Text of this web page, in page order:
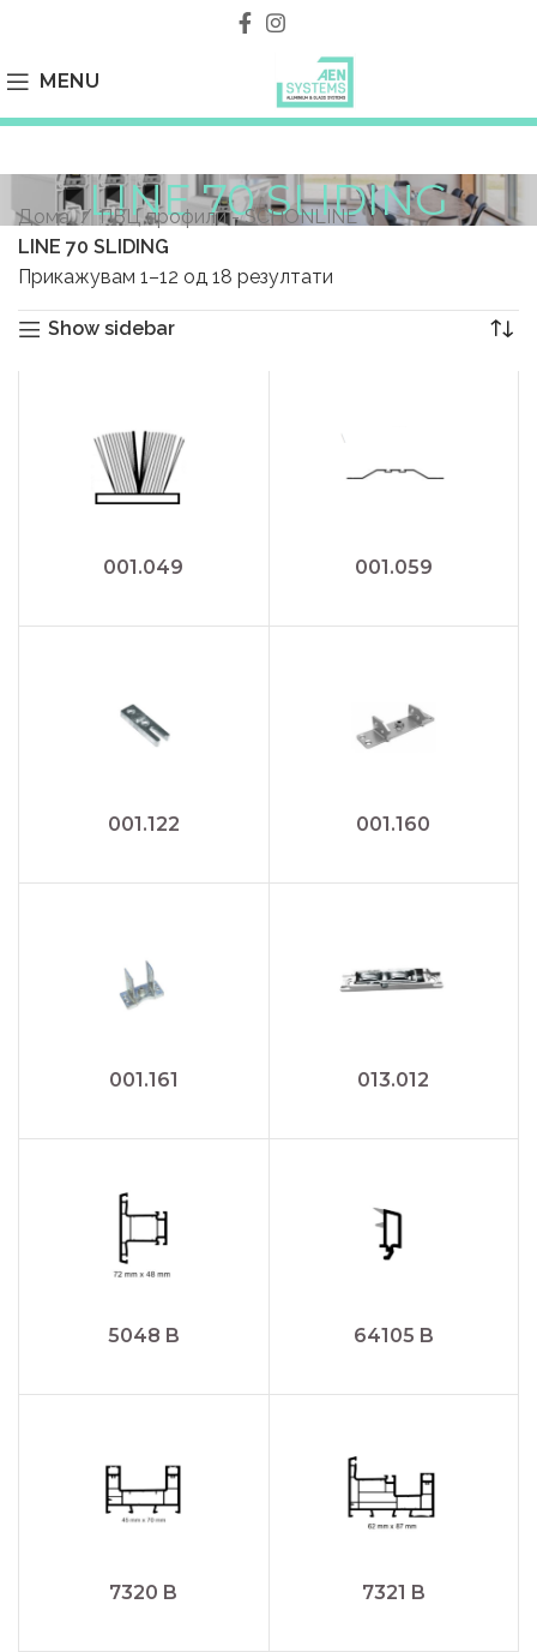
MENU
LINE 70 SLIDING
Дома
ПВЦ профили - SCHONLINE
LINE 70 SLIDING
Прикажувам 1–12 од 18 резултати
Show sidebar
001.049 001.059
001.122 001.160
001.161 013.012
5048 B 64105 B
7320 B 7321 B